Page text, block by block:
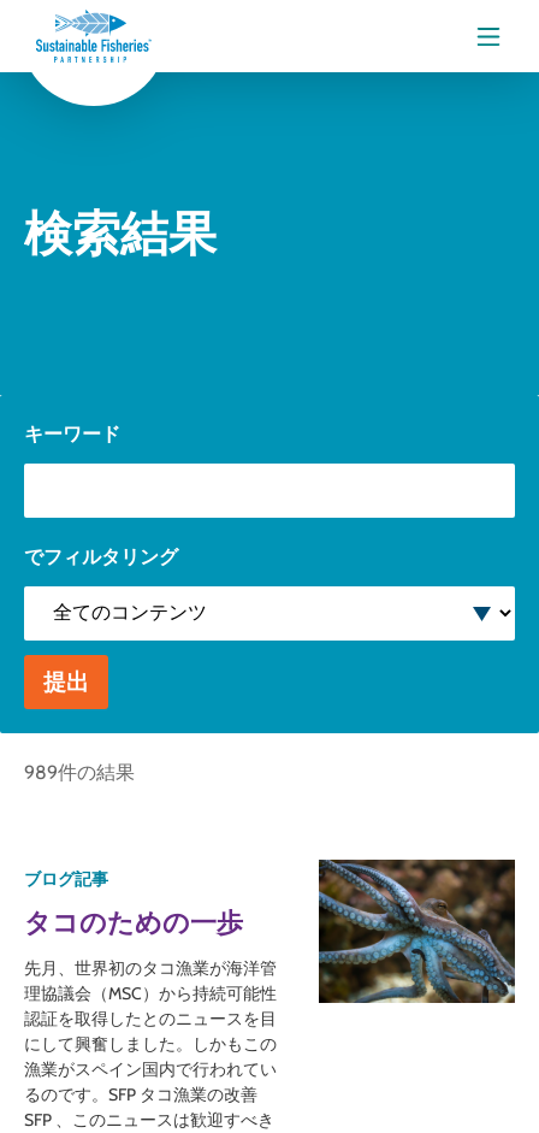
メニ
検索結果
キーワード
でフィルタリング
全てのコンテンツ
提出
989件の結果
ブログ記事
タコのための一歩
先月、世界初のタコ漁業が海洋管
理協議会（MSC）から持続可能性
認証を取得したとのニュースを目
にして興奮しました。しかもこの
漁業がスペイン国内で行われてい
るのです。SFP タコ漁業の改善
SFP 、このニュースは歓迎すべき